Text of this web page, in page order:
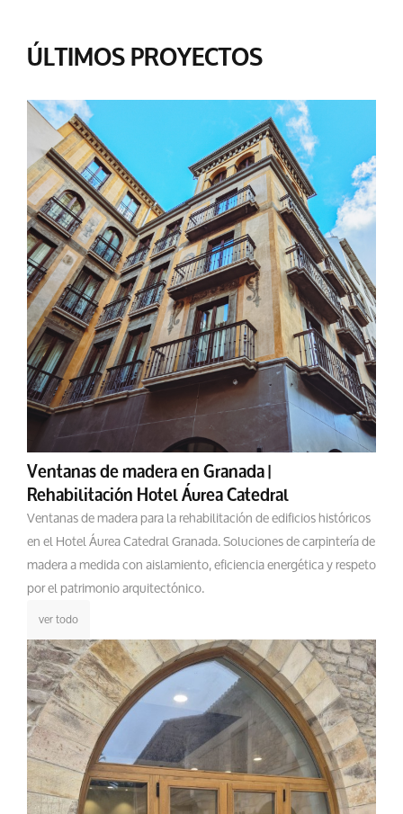
ÚLTIMOS PROYECTOS
Ventanas de madera en Granada |
Rehabilitación Hotel Áurea Catedral
Ventanas de madera para la rehabilitación de edificios históricos
en el Hotel Áurea Catedral Granada. Soluciones de carpintería de
madera a medida con aislamiento, eficiencia energética y respeto
por el patrimonio arquitectónico.
ver todo